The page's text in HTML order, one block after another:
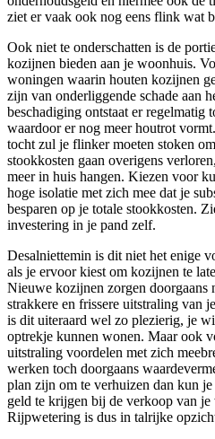
ziet er vaak ook nog eens flink wat
Ook niet te onderschatten is de
kozijnen bieden aan je woonhuis.
woningen waarin houten kozijnen
zijn van onderliggende schade aan
beschadiging ontstaat er regelmatig
waardoor er nog meer houtrot
tocht zul je flinker moeten stoken
stookkosten gaan overigens
meer in huis hangen. Kiezen voor
hoge isolatie met zich mee dat je
besparen op je totale stookkosten.
investering in je pand zelf.
Desalniettemin is dit niet het enige
als je ervoor kiest om kozijnen te
Nieuwe kozijnen zorgen doorgaans
strakkere en frissere uitstraling van
is dit uiteraard wel zo plezierig, je
optrekje kunnen wonen. Maar ook
uitstraling voordelen met zich
werken toch doorgaans
plan zijn om te verhuizen dan kun
geld te krijgen bij de verkoop van
Rijpwetering is dus in talrijke